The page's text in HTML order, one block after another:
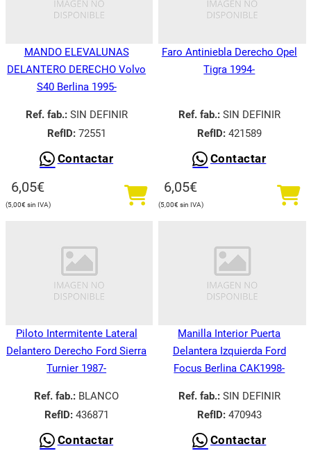
MANDO ELEVALUNAS
DELANTERO DERECHO Volvo
S40 Berlina 1995-
Ref. fab.:SIN DEFINIR
RefID:72551
Contactar
6,05€
5,00€
Faro Antiniebla Derecho Opel
Tigra 1994-
Ref. fab.:SIN DEFINIR
RefID:421589
Contactar
6,05€
5,00€
Piloto Intermitente Lateral
Delantero Derecho Ford Sierra
Turnier 1987-
Ref. fab.: BLANCO
RefID:436871
Contactar
Manilla Interior Puerta
Delantera Izquierda Ford
Focus Berlina CAK1998-
Ref. fab.:SIN DEFINIR
RefID:470943
Contactar